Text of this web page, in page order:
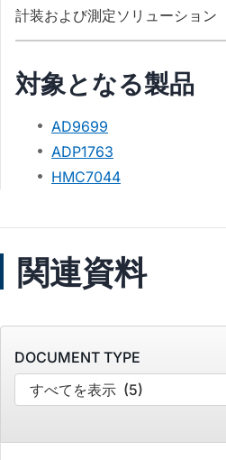
計装および測定ソリューション
対象となる製品
AD9699
ADP1763
HMC7044
関連資料
DOCUMENT TYPE
すべてを表示 (5)